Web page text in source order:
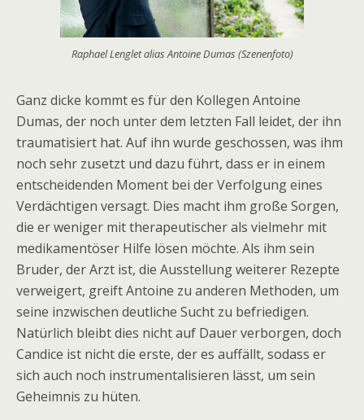
Raphael Lenglet alias Antoine Dumas (Szenenfoto)
Ganz dicke kommt es für den Kollegen Antoine
Dumas, der noch unter dem letzten Fall leidet, der ihn
traumatisiert hat. Auf ihn wurde geschossen, was ihm
noch sehr zusetzt und dazu führt, dass er in einem
entscheidenden Moment bei der Verfolgung eines
Verdächtigen versagt. Dies macht ihm große Sorgen,
die er weniger mit therapeutischer als vielmehr mit
medikamentöser Hilfe lösen möchte. Als ihm sein
Bruder, der Arzt ist, die Ausstellung weiterer Rezepte
verweigert, greift Antoine zu anderen Methoden, um
seine inzwischen deutliche Sucht zu befriedigen.
Natürlich bleibt dies nicht auf Dauer verborgen, doch
Candice ist nicht die erste, der es auffällt, sodass er
sich auch noch instrumentalisieren lässt, um sein
Geheimnis zu hüten.